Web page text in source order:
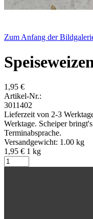
Zum Anfang der
1,95 €
Artikel-Nr.:
3011402
Lieferzeit von 2-3
Werktage. Scheiper
Terminabsprache.
Versandgewicht: 1.00 kg
1,95 € 1 kg